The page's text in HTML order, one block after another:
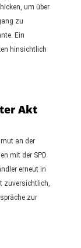
um über
zu
Ein
hinsichtlich
Akt
an der
mit der SPD
erneut in
zuversichtlich,
zur